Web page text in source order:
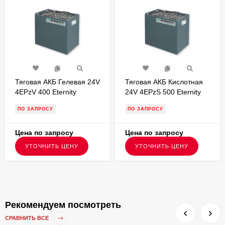
Тяговая АКБ Гелевая 24V
4EPzV 400 Eternity
786х310х630
ПО ЗАПРОСУ
Цена по запросу
УТОЧНИТЬ ЦЕНУ
Тяговая АКБ Кислотная
24V 4EPzS 500 Eternity
830х273х627
ПО ЗАПРОСУ
Цена по запросу
УТОЧНИТЬ ЦЕНУ
Рекомендуем посмотреть
СРАВНИТЬ ВСЕ